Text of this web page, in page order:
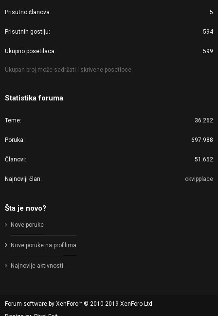
Prisutno članova 5
Prisutnih gostiju 594
Ukupno posetilaca 599
Ukupan broj može sadržati i skrivene posetioce.
Statistika foruma
Teme 36.262
Poruka 697.988
Članovi 51.652
Najnoviji član okvipplace
Šta je novo?
Nove poruke
Nove poruke na profilima
Najnovije aktivnosti
Forum software by XenForo™ © 2010-2019 XenForo Ltd.